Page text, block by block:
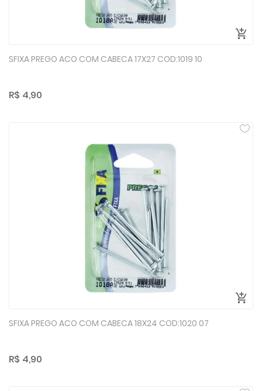
SFIXA PREGO ACO COM CABECA 17X27 COD:1019 10
R$ 4,90
SFIXA PREGO ACO COM CABECA 18X24 COD:1020 07
R$ 4,90